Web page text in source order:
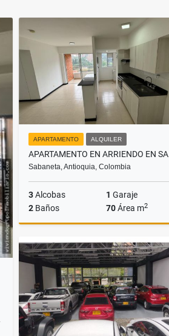
APARTAMENTO ALQUILER
Sabaneta, Antioquia, Colombia
3Alcobas 1 Garaje
2 Baños 70Área m2
$3.200.000